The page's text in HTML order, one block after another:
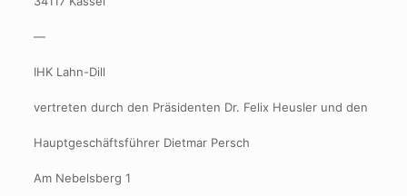
—
IHK Lahn-Dill
vertreten durch den Präsidenten Dr. Felix Heusler und den
Hauptgeschäftsführer Dietmar Persch
Am Nebelsberg 1